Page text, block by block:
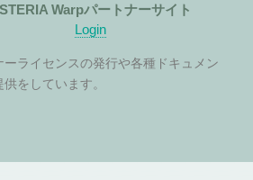
Warpパートナーサイト
Login
ーライセンスの発行や各種ドキュメン
供をしています。